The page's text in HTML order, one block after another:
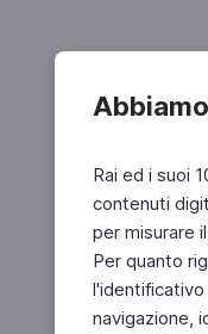
Rai ed i suoi
contenuti
per misurare
Per quanto
navigazione,